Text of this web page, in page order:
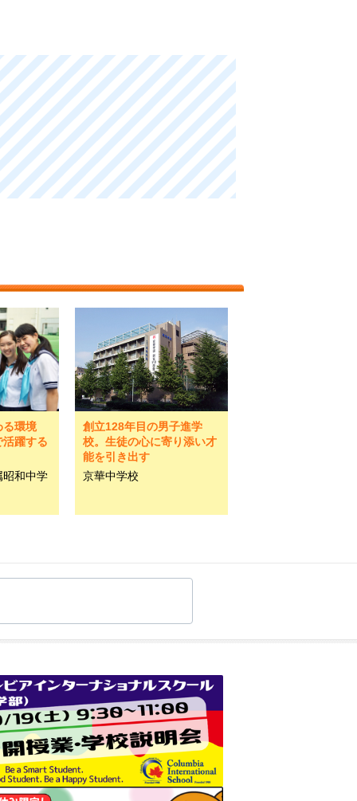
る環境
躍する
昭和中学
創立128年目の男子進学
校。生徒の心に寄り添い才
能を引き出す
京華中学校